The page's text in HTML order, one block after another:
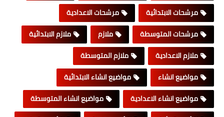
مرشحات الابتدائية
مرشحات الاعدادية
مرشحات المتوسطة
ملازم
ملازم الابتدائية
ملازم الاعدادية
ملازم المتوسطة
مواضيع انشاء
مواضيع انشاء الابتدائية
مواضيع انشاء الاعدادية
مواضيع انشاء المتوسطة